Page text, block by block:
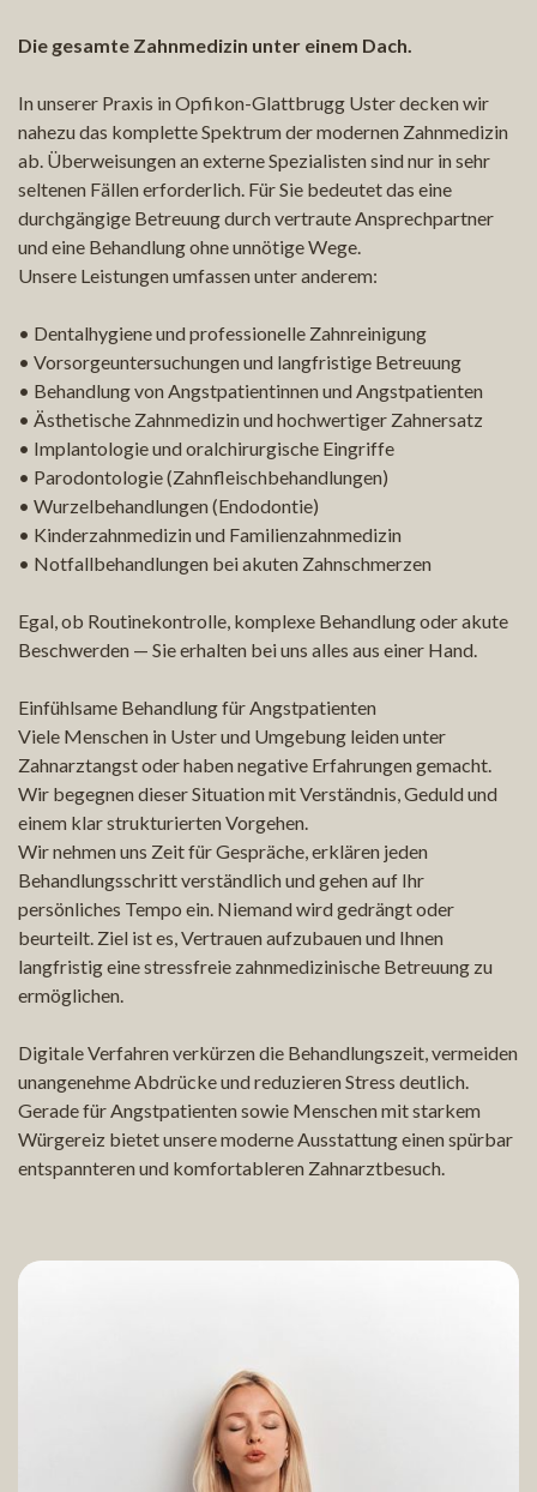
Die gesamte Zahnmedizin unter einem Dach.
In unserer Praxis in Opfikon-Glattbrugg Uster decken wir
nahezu das komplette Spektrum der modernen Zahnmedizin
ab. Überweisungen an externe Spezialisten sind nur in sehr
seltenen Fällen erforderlich. Für Sie bedeutet das eine
durchgängige Betreuung durch vertraute Ansprechpartner
und eine Behandlung ohne unnötige Wege.
Unsere Leistungen umfassen unter anderem:
• Dentalhygiene und professionelle Zahnreinigung
• Vorsorgeuntersuchungen und langfristige Betreuung
• Behandlung von Angstpatientinnen und Angstpatienten
• Ästhetische Zahnmedizin und hochwertiger Zahnersatz
• Implantologie und oralchirurgische Eingriffe
• Parodontologie (Zahnfleischbehandlungen)
• Wurzelbehandlungen (Endodontie)
• Kinderzahnmedizin und Familienzahnmedizin
• Notfallbehandlungen bei akuten Zahnschmerzen
Egal, ob Routinekontrolle, komplexe Behandlung oder akute
Beschwerden — Sie erhalten bei uns alles aus einer Hand.
Einfühlsame Behandlung für Angstpatienten
Viele Menschen in Uster und Umgebung leiden unter
Zahnarztangst oder haben negative Erfahrungen gemacht.
Wir begegnen dieser Situation mit Verständnis, Geduld und
einem klar strukturierten Vorgehen.
Wir nehmen uns Zeit für Gespräche, erklären jeden
Behandlungsschritt verständlich und gehen auf Ihr
persönliches Tempo ein. Niemand wird gedrängt oder
beurteilt. Ziel ist es, Vertrauen aufzubauen und Ihnen
langfristig eine stressfreie zahnmedizinische Betreuung zu
ermöglichen.
Digitale Verfahren verkürzen die Behandlungszeit, vermeiden
unangenehme Abdrücke und reduzieren Stress deutlich.
Gerade für Angstpatienten sowie Menschen mit starkem
Würgereiz bietet unsere moderne Ausstattung einen spürbar
entspannteren und komfortableren Zahnarztbesuch.